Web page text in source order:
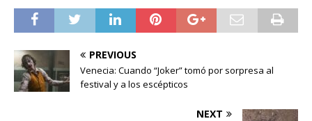
PREVIOUS
Venecia: Cuando “Joker” tomó por sorpresa al
festival y a los escépticos
NEXT